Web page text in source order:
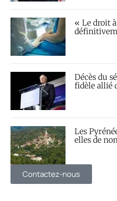
« Le droit
Décès du
fidèle allié
Les
elles de
Contactez-nous